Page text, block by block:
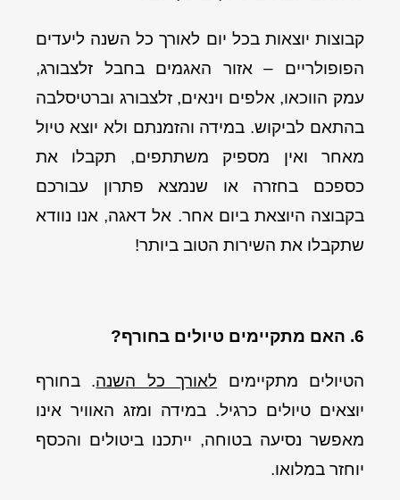
קבוצות יוצאות בכל יום לאורך כל השנה ליעדים
הפופולריים – אזור האגמים בחבל זלצבורג,
עמק הווכאו, אלפים וינאים, זלצבורג וברטיסלבה
בהתאם לביקוש. במידה והזמנתם ולא יוצא טיול
מאחר ואין מספיק משתתפים, תקבלו את
כספכם בחזרה או שנמצא פתרון עבורכם
בקבוצה היוצאת ביום אחר. אל דאגה, אנו נוודא
שתקבלו את השירות הטוב ביותר!
6. האם מתקיימים טיולים בחורף?
הטיולים מתקיימים לאורך כל השנה. בחורף
יוצאים טיולים כרגיל. במידה ומזג האוויר אינו
מאפשר נסיעה בטוחה, ייתכנו ביטולים והכסף
יוחזר במלואו.